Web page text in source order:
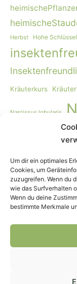
Um dir ein optimales
Cookies, um
zuzugreifen. Wenn du
wie das Surfverhalten
Wenn du deine
bestimmte Merkmale
Herbst Hohe
Kräuterkurs
Narcissus lobularis
Vogelmiere
Wildkräuter
Winter Worpswede